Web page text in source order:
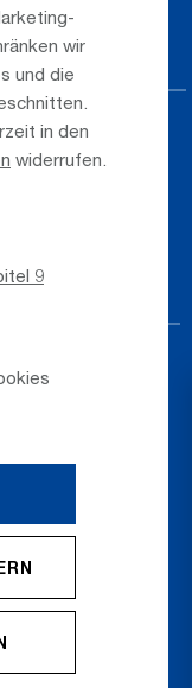
wir
und die
in den
widerrufen.
9
GmbH